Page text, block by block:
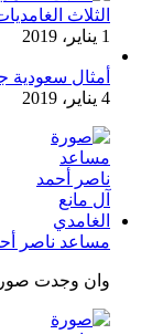
الثلاث
1 يناير، 2019
أمثال سعودية
4 يناير، 2019
مساعد ناصر
وان وجدت